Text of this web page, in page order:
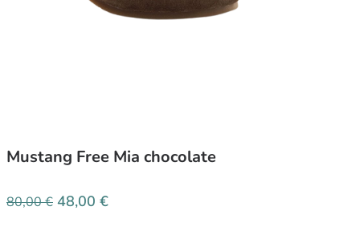
Mustang Free Mia chocolate
80,00€ 48,00 €